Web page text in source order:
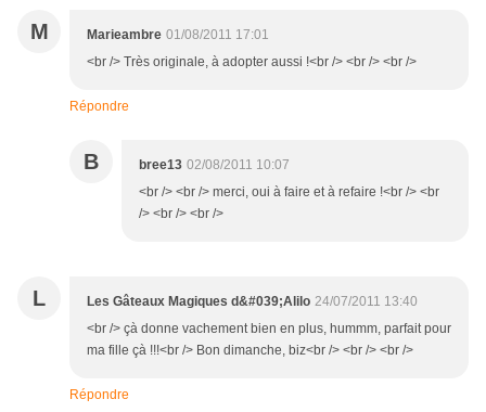
M Marieambre 01/08/2011 17:01
<br /> Très originale, à adopter aussi !<br /> <br /> <br />
Répondre
B bree13 02/08/2011 10:07
<br /> <br /> merci, oui à faire et à refaire !<br /> <br
/> <br /> <br />
L Les Gâteaux Magiques d&#039;Alilo 24/07/2011 13:40
<br /> çà donne vachement bien en plus, hummm, parfait pour
ma fille çà !!!<br /> Bon dimanche, biz<br /> <br /> <br />
Répondre